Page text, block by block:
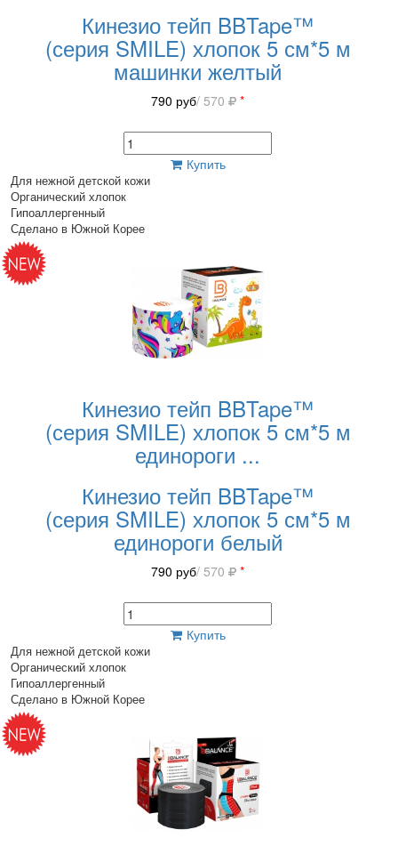
Кинезио тейп BBTape™
(серия SMILE) хлопок 5 см*5 м
машинки желтый
790 руб/ 570 *
Купить
Для нежной детской кожи
Органический хлопок
Гипоаллергенный
Сделано в Южной Корее
Кинезио тейп BBTape™
(серия SMILE) хлопок 5 см*5 м
единороги ...
Кинезио тейп BBTape™
(серия SMILE) хлопок 5 см*5 м
единороги белый
790 руб/ 570 *
Купить
Для нежной детской кожи
Органический хлопок
Гипоаллергенный
Сделано в Южной Корее